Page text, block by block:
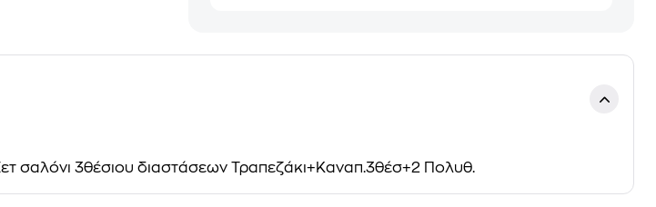
σαλόνι 3θέσιου διαστάσεων Τραπεζάκι+Καναπ.3θέσ+2 Πολυθ.